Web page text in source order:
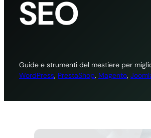
SEO
Guide e strumenti del mestiere per
WordPress, PrestaShop, Magento,